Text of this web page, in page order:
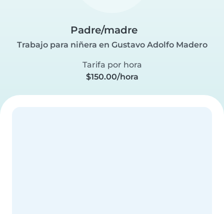
Padre/madre
Trabajo para niñera en Gustavo Adolfo Madero
Tarifa por hora
$150.00/hora